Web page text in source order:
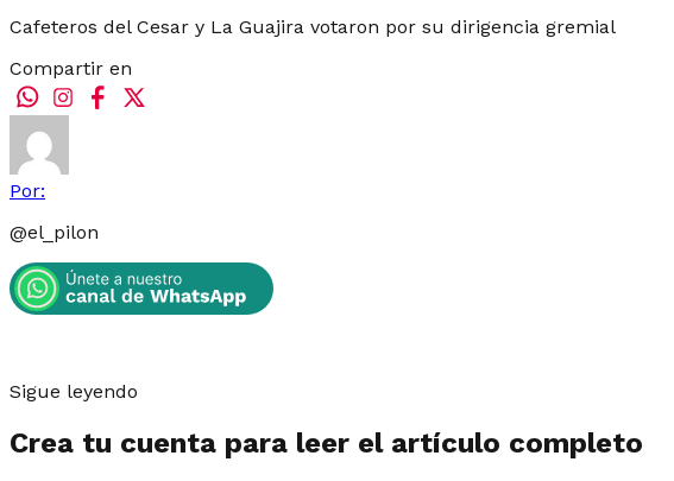
Cafeteros del Cesar y La Guajira votaron por su dirigencia gremial
Compartir en
Por:
@el_pilon
Sigue leyendo
Crea tu cuenta para leer el artículo completo